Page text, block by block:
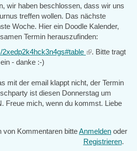
wir haben beschlossen, dass wir uns
treffen wollen. Das nächste
Woche. Hier ein Doodle Kalender,
Termin herauszufinden:
(link. Bitte tragt
- danke :-)
mit der email klappt nicht, der Termin
ist diesen Donnerstag um
Freue mich, wenn du kommst. Liebe
von Kommentaren bitteAnmelden oder
Registrieren.